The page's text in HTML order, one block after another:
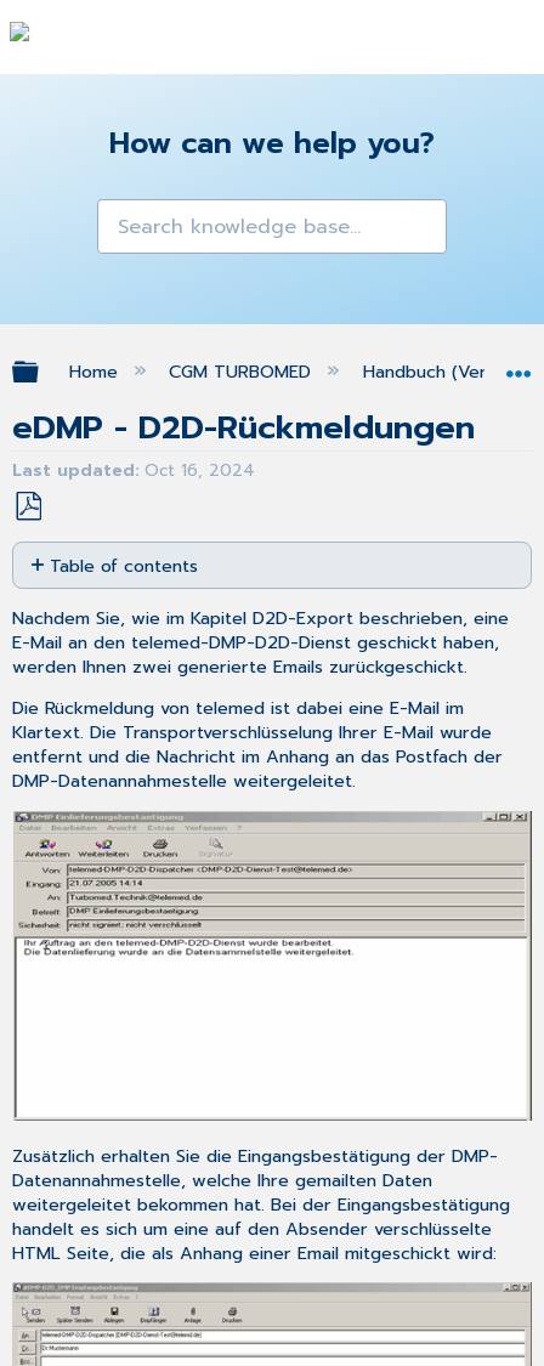
How can we help you?
Expand/collapse global hierarchy
Home CGM TURBOMED Handbuch (Version
eDMP - D2D-Rückmeldungen
Last updated Oct 16, 2024
Save
as
PDF
Table of contents
No
headers
Nachdem Sie, wie im KapitelD2D-Export beschrieben, eine
E-Mail an den telemed-DMP-D2D-Dienst geschickt haben,
werden Ihnen zwei generierte Emails zurückgeschickt.
Die Rückmeldung von telemed ist dabei eine E-Mail im
Klartext. Die Transportverschlüsselung Ihrer E-Mail wurde
entfernt und die Nachricht im Anhang an das Postfach der
DMP-Datenannahmestelle weitergeleitet.
Zusätzlich erhalten Sie die Eingangsbestätigung der DMP-
Datenannahmestelle, welche Ihre gemailten Daten
weitergeleitet bekommen hat. Bei der Eingangsbestätigung
handelt es sich um eine auf den Absender verschlüsselte
HTML Seite, die als Anhang einer Email mitgeschickt wird: